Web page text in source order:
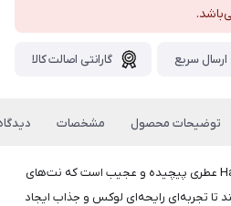
ارسال سریع گارانتی اصالت کالا
توضیحات محصول مشخصات
Hayaati Beau by Fragrance World عطری پیچیده و عجیب است که نت‌های
تا تجربه‌ای رایحه‌ای لوکس و جذاب ایجاد